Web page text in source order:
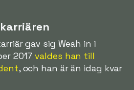
gav sig Weah in i
2017valdes han till
, och han är än idag kvar